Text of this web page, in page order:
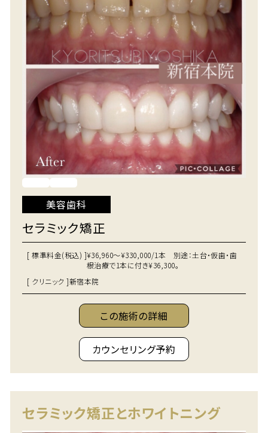
美容歯科
セラミック矯正
[ 標準料金(税込) ]¥36,960～¥330,000/1本 別途：土台・仮歯・歯
根治療で1本に付き¥36,300。
[ クリニック ]新宿本院
この施術の詳細
カウンセリング予約
セラミック矯正とホワイトニング